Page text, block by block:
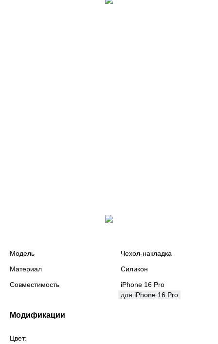
Модель
Чехол-накладка
Материал
Силикон
Совместимость
iPhone 16 Pro
для iPhone 16 Pro
Модификации
Цвет: